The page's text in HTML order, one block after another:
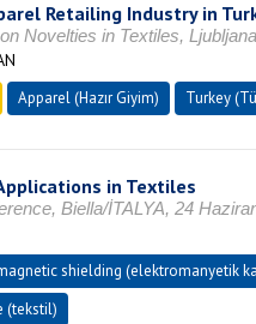
Retailing Industry in
Novelties in Textiles,
Apparel (Hazır Giyim) Turkey
in Textiles
Biella/İTALYA, 24
shielding (elektromanyetik
(tekstil)